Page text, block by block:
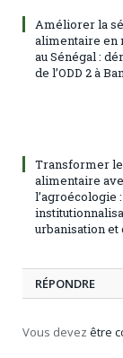
Améliorer la
alimentaire en
au Sénégal :
de l’ODD 2 à
Transformer
alimentaire
l’agroécologie :
urbanisation et
RÉPONDRE
Vous devez être